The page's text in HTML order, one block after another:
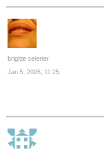
brigitte celerier
Jan 5, 2026, 11:25